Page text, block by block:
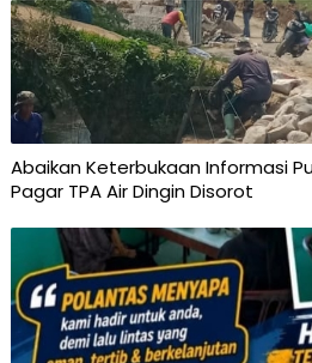
Abaikan Keterbukaan Informasi
Pagar TPA Air Dingin Disorot